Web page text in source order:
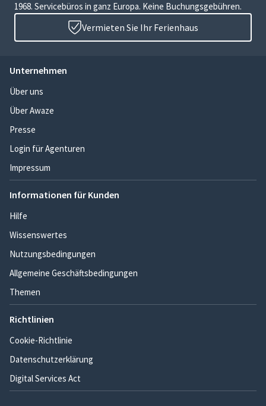
1968. Servicebüros in ganz Europa. Keine Buchungsgebühren.
Vermieten Sie Ihr Ferienhaus
Unternehmen
Über uns
Über Awaze
Presse
Login für Agenturen
Impressum
Informationen für Kunden
Hilfe
Wissenswertes
Nutzungsbedingungen
Allgemeine Geschäftsbedingungen
Themen
Richtlinien
Cookie-Richtlinie
Datenschutzerklärung
Digital Services Act